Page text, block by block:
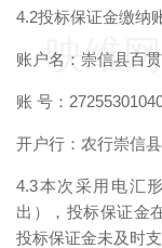
4.2投标保证金缴纳
账户名：崇信县百
账 号：
开户行：农行崇信
4.3本次采用电汇
出），投标保证金
投标保证金未及时
映维